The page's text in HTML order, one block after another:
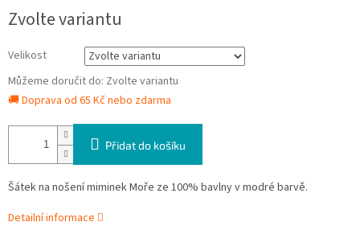
cena:
Zvolte variantu
Velikost
Můžeme doručit do: Zvolte variantu
🚚 Doprava od 65 Kč nebo zdarma
Přidat do košíku
Šátek na nošení miminek Moře ze 100% bavlny v modré barvě.
Detailní informace